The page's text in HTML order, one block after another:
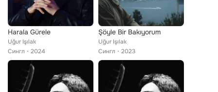
Harala Gürele
Uğur Işılak
Сингл
2024
Şöyle Bir Bakıyorum
Uğur Işılak
Сингл
2023